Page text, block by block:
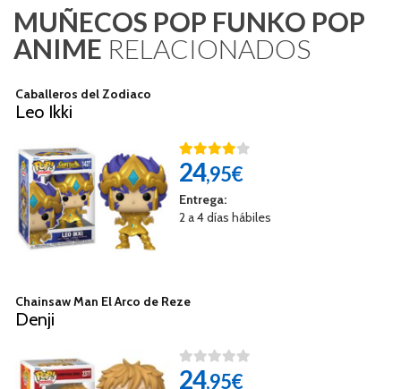
MUÑECOS POP FUNKO POP
ANIME RELACIONADOS
Caballeros del Zodiaco
Leo Ikki
24,95€
Entrega:
2 a 4 días hábiles
Chainsaw Man El Arco de Reze
Denji
24,95€